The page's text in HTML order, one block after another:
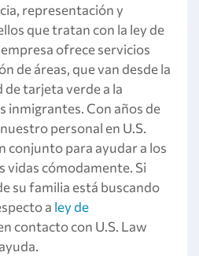
representación y
que tratan con la ley de
ofrece servicios
de áreas, que van desde la
tarjeta verde a la
inmigrantes. Con años de
personal en U.S.
conjunto para ayudar a los
vidas cómodamente. Si
su familia está buscando
a ley de
contacto con U.S. Law